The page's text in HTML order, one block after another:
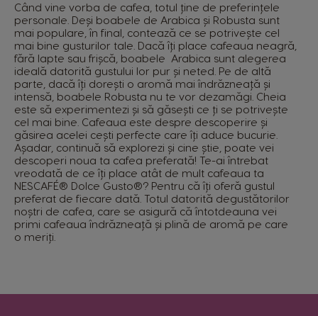
Când vine vorba de cafea, totul ține de preferințele
personale. Deși boabele de Arabica și Robusta sunt
mai populare, în final, contează ce se potrivește cel
mai bine gusturilor tale. Dacă îți place cafeaua neagră,
fără lapte sau frișcă, boabele Arabica sunt alegerea
ideală datorită gustului lor pur și neted. Pe de altă
parte, dacă îți dorești o aromă mai îndrăzneață și
intensă, boabele Robusta nu te vor dezamăgi. Cheia
este să experimentezi și să găsești ce ți se potrivește
cel mai bine. Cafeaua este despre descoperire și
găsirea acelei cești perfecte care îți aduce bucurie.
Așadar, continuă să explorezi și cine știe, poate vei
descoperi noua ta cafea preferată! Te-ai întrebat
vreodată de ce îți place atât de mult cafeaua ta
NESCAFÉ® Dolce Gusto®? Pentru că îți oferă gustul
preferat de fiecare dată. Totul datorită degustătorilor
noștri de cafea, care se asigură că întotdeauna vei
primi cafeaua îndrăzneață și plină de aromă pe care
o meriți.
Selectează țara
Argentina
Spanish
Austria
German